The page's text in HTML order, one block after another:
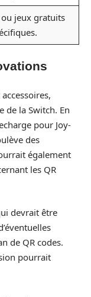
ou jeux gratuits
de la Switch. En
pour Joy-
des
également
les QR
devrait être
de QR codes.
pourrait